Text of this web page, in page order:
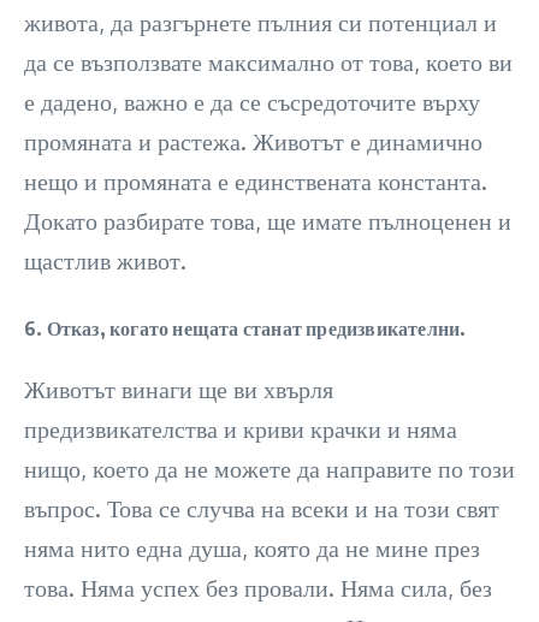
живота, да разгърнете пълния си потенциал и
да се възползвате максимално от това, което ви
е дадено, важно е да се съсредоточите върху
промяната и растежа. Животът е динамично
нещо и промяната е единствената константа.
Докато разбирате това, ще имате пълноценен и
щастлив живот.
6. Отказ, когато нещата станат предизвикателни.
Животът винаги ще ви хвърля
предизвикателства и криви крачки и няма
нищо, което да не можете да направите по този
въпрос. Това се случва на всеки и на този свят
няма нито една душа, която да не мине през
това. Няма успех без провали. Няма сила, без